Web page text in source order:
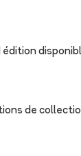
édition
de